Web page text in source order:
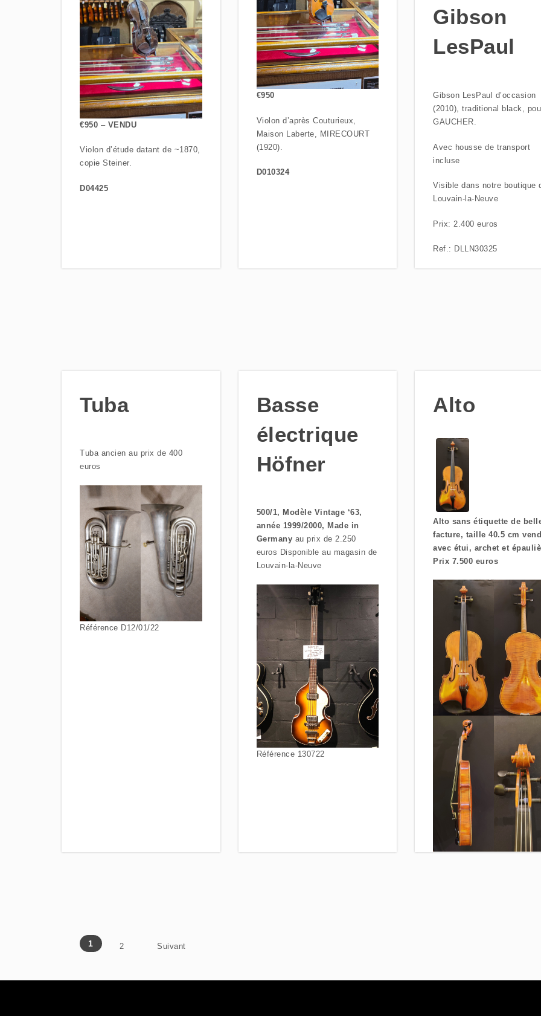
€950 – VENDU
Violon d’étude datant de ~1870,
copie Steiner.
D04425
€950
Violon d’après Couturieux,
Maison Laberte, MIRECOURT
(1920).
D010324
Gibson
LesPaul
Gibson LesPaul d’occasion
(2010), traditional black,
GAUCHER.
Avec housse de transport
incluse
Visible dans notre boutique
Louvain-la-Neuve
Prix: 2.400 euros
Ref.: DLLN30325
Tuba
Tuba ancien au prix de 400
euros
Référence D12/01/22
Basse
électrique
Höfner
500/1, Modèle Vintage ‘63,
année 1999/2000, Made in
Germany au prix de 2.250
euros Disponible au magasin de
Louvain-la-Neuve
Référence 130722
Alto
Alto sans étiquette de
facture, taille 40.5 cm
avec étui, archet et
Prix 7.500 euros
Posts pagination
1 2 Suivant